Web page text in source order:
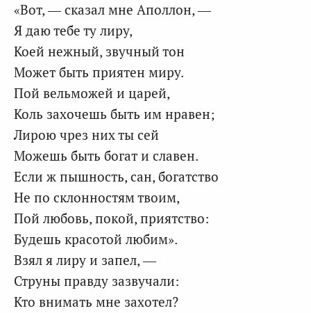
«Вот, — сказал мне Аполлон, —
Я даю тебе ту лиру,
Коей нежный, звучный тон
Может быть приятен миру.
Пой вельможей и царей,
Коль захочешь быть им нравен;
Лирою чрез них ты сей
Можешь быть богат и славен.
Если ж пышность, сан, богатство
Не по склонностям твоим,
Пой любовь, покой, приятство:
Будешь красотой любим».
Взял я лиру и запел, —
Струны правду зазвучали:
Кто внимать мне захотел?